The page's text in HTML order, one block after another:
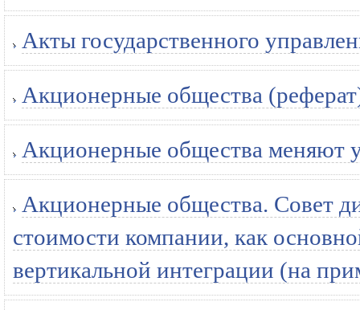
Акты государственного
Акционерные общества
Акционерные общества меняют
Акционерные общества. Совет
стоимости компании, как
вертикальной интеграции (на